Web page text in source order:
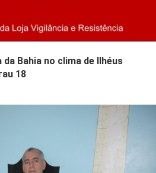
Bahia no clima de Ilhéus
18